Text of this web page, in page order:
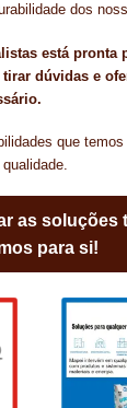
dos
está pronta
dúvidas e
que
as soluções
para si!